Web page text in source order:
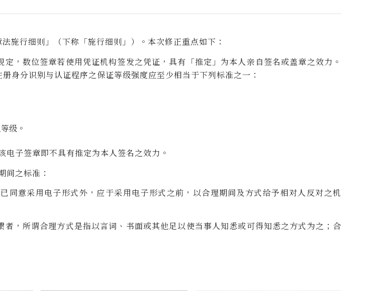
施行细则」（下称「施行细则」）。本次修正重点如下：
，数位签章若使用凭证机构签发之凭证，具有「推定」为本人亲自签名或盖章之效力。
身分识别与认证程序之保证等级强度应至少相当于下列标准之一：
级。
子签章即不具有推定为本人签名之效力。
间之标准：
同意采用电子形式外，应于采用电子形式之前，以合理期间及方式给予相对人反对之机
，所谓合理方式是指以言词、书面或其他足以使当事人知悉或可得知悉之方式为之；合